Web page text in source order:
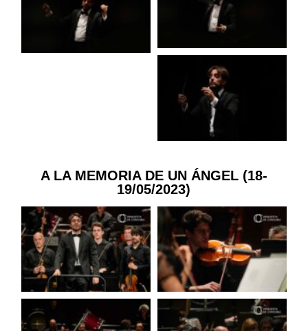
A LA MEMORIA DE UN ÁNGEL (18-
19/05/2023)